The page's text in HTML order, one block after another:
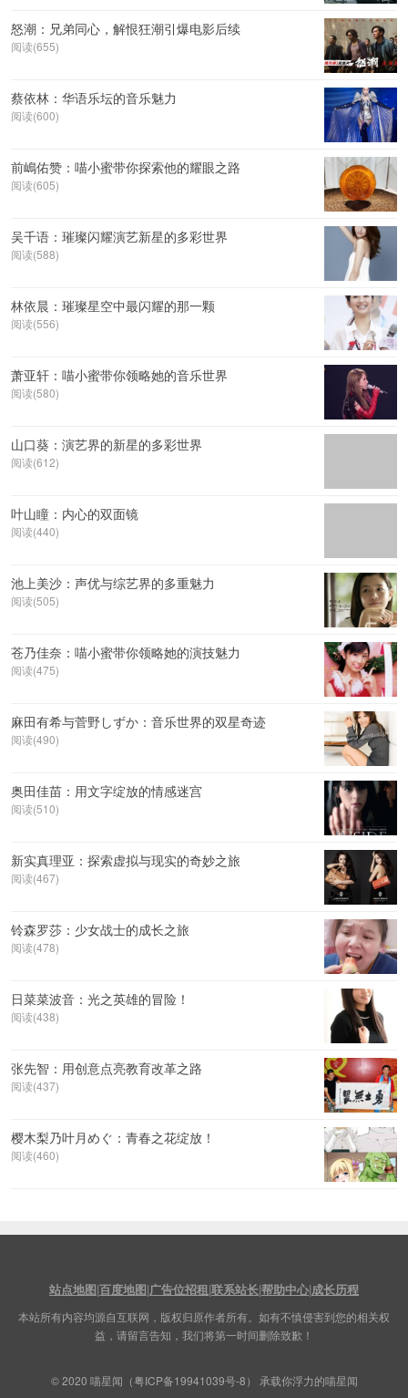
怒潮：兄弟同心，解恨狂潮引爆电影后续
阅读(655)
蔡依林：华语乐坛的音乐魅力
阅读(600)
前嶋佑赞：喵小蜜带你探索他的耀眼之路
阅读(605)
吴千语：璀璨闪耀演艺新星的多彩世界
阅读(588)
林依晨：璀璨星空中最闪耀的那一颗
阅读(556)
萧亚轩：喵小蜜带你领略她的音乐世界
阅读(580)
山口葵：演艺界的新星的多彩世界
阅读(612)
叶山瞳：内心的双面镜
阅读(440)
池上美沙：声优与综艺界的多重魅力
阅读(505)
苍乃佳奈：喵小蜜带你领略她的演技魅力
阅读(475)
麻田有希与菅野しずか：音乐世界的双星奇迹
阅读(490)
奥田佳苗：用文字绽放的情感迷宫
阅读(510)
新实真理亚：探索虚拟与现实的奇妙之旅
阅读(467)
铃森罗莎：少女战士的成长之旅
阅读(478)
日菜菜波音：光之英雄的冒险！
阅读(438)
张先智：用创意点亮教育改革之路
阅读(437)
樱木梨乃叶月めぐ：青春之花绽放！
阅读(460)
站点地图|百度地图|广告位招租|联系站长|帮助中心|成长历程
本站所有内容均源自互联网，版权归原作者所有。如有不慎侵害到您的相关权
益，请留言告知，我们将第一时间删除致歉！
© 2020 喵星闻 （粤ICP备19941039号-8） 承载你浮力的喵星闻